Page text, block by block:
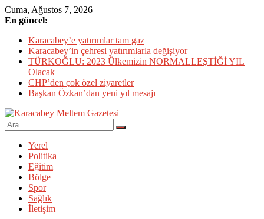
Skip
to
Cuma, Ağustos 7, 2026
En güncel:
Karacabey’e yatırımlar tam gaz
Karacabey’in çehresi yatırımlarla değişiyor
TÜRKOĞLU: 2023 Ülkemizin NORMALLEŞTİĞİ YIL
Olacak
CHP’den çok özel ziyaretler
Başkan Özkan’dan yeni yıl mesajı
Karacabey
Meltem
Gazetesi
Karacabey'in
kulağı,
Yerel
Politika
Eğitim
Bölge
Spor
Sağlık
İletişim